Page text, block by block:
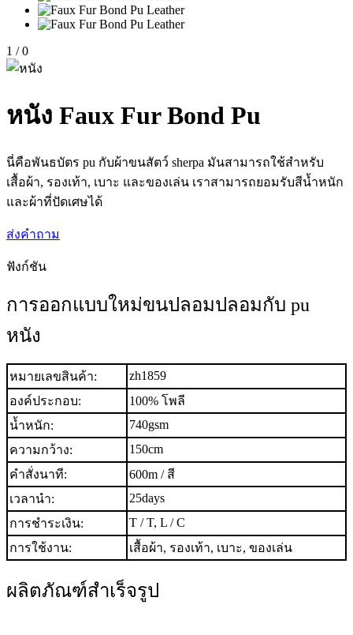
1 / 0
หนัง Faux Fur Bond Pu
นี่คือพันธบัตร pu กับผ้าขนสัตว์ sherpa มันสามารถใช้สำหรับ
เสื้อผ้า, รองเท้า, เบาะ และของเล่น เราสามารถยอมรับสีน้ำหนัก
และผ้าที่ปัดเศษได้
ส่งคำถาม
ฟังก์ชัน
การออกแบบใหม่ขนปลอมปลอมกับ pu
หนัง
หมายเลขสินค้า:
zh1859
องค์ประกอบ:
100% โพลี
น้ำหนัก:
740gsm
ความกว้าง:
150cm
คำสั่งนาที:
600m / สี
เวลานำ:
25days
การชำระเงิน:
T / T, L / C
การใช้งาน:
เสื้อผ้า, รองเท้า, เบาะ, ของเล่น
ผลิตภัณฑ์สำเร็จรูป